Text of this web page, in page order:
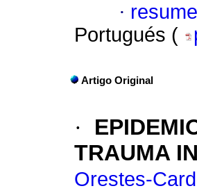
·
Portugués (
Artigo Original
·
TRAUMA
Orestes-